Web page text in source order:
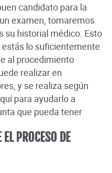
candidato para la
examen, tomaremos
su historial médico. Esto
lo suficientemente
al procedimiento
realizar en
y se realiza según
para ayudarlo a
que pueda tener
PROCESO DE